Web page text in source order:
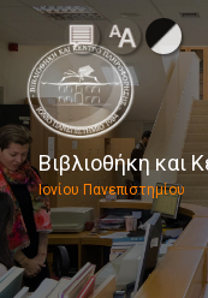
Βιβλιοθήκη και
Ιονίου Πανεπιστημίου